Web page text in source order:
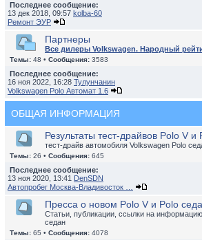
Последнее сообщение:
13 дек 2018, 09:57 kolba-60
Ремонт ЭУР
Партнеры
Все дилеры Volkswagen. Народный
Темы: 48 • Сообщения: 3583
Последнее сообщение:
16 ноя 2022, 16:28 Тулунчанин
Volkswagen Polo Автомат 1.6
ОБЩАЯ ИНФОРМАЦИЯ
Результаты тест-драйвов Polo V и
тест-драйв автомобиля Volkswagen Polo
Темы: 26 • Сообщения: 645
Последнее сообщение:
13 ноя 2020, 13:41 DenSDN
Автопробег Москва-Владивосток …
Пресса о новом Polo V и Polo
Статьи, публикации, ссылки на
седан
Темы: 65 • Сообщения: 4078